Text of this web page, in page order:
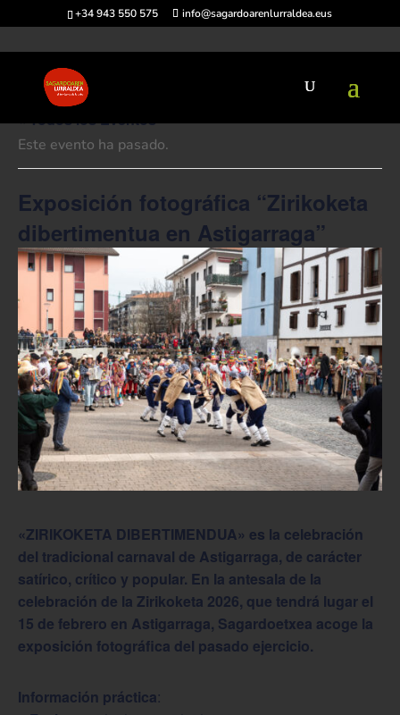
+34 943 550 575 info@sagardoarenlurraldea.eus
« Todos los Eventos
Este evento ha pasado.
Exposición fotográfica “Zirikoketa
dibertimentua en Astigarraga”
«ZIRIKOKETA DIBERTIMENDUA» es la celebración
del tradicional carnaval de Astigarraga, de carácter
satírico, crítico y popular. En la antesala de la
celebración de la Zirikoketa 2026, que tendrá lugar el
15 de febrero en Astigarraga, Sagardoetxea acoge la
exposición fotográfica del pasado ejercicio.
Información práctica: